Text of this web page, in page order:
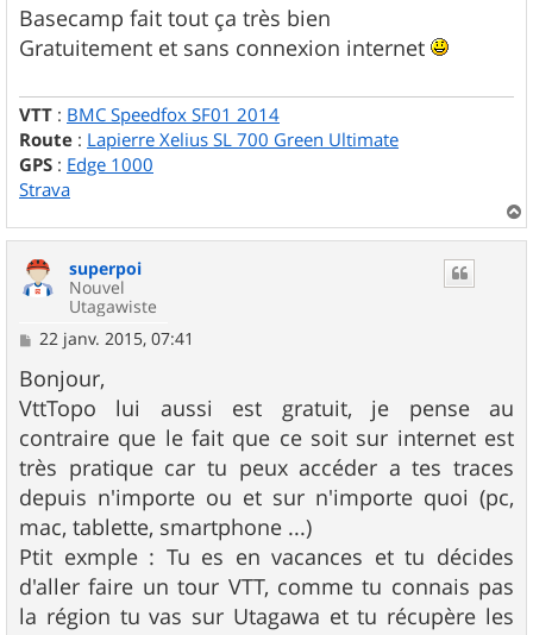
s
s
a
Basecamp fait tout ça très bien
Gratuitement et sans connexion internet
VTT : BMC Speedfox SF01 2014
Route : Lapierre Xelius SL 700 Green Ultimate
GPS : Edge 1000
Strava
a
superpoi
Nouvel
Utagawiste
M
s
s
a
g
e
22 janv. 2015, 07:41
Bonjour,
VttTopo lui aussi est gratuit, je pense au
contraire que le fait que ce soit sur internet est
très pratique car tu peux accéder a tes traces
depuis n'importe ou et sur n'importe quoi (pc,
mac, tablette, smartphone ...)
Ptit exmple : Tu es en vacances et tu décides
d'aller faire un tour VTT, comme tu connais pas
la région tu vas sur Utagawa et tu récupère les